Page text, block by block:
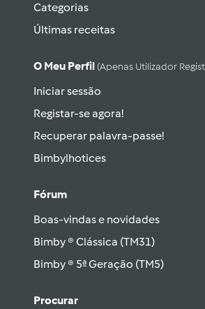
Categorias
Últimas receitas
O Meu Perfil (apenas Utilizador
Iniciar sessão
Registar-se agora!
Recuperar palavra-passe!
Bimbylhotices
Fórum
Boas-vindas e novidades
Bimby ® Clássica (TM31)
Bimby ® 5ª Geração (TM5)
Procurar